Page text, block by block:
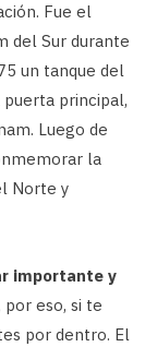
Fue el
del Sur durante
un tanque del
principal,
Luego de
la
Norte y
importante y
por eso, si te
por dentro. El